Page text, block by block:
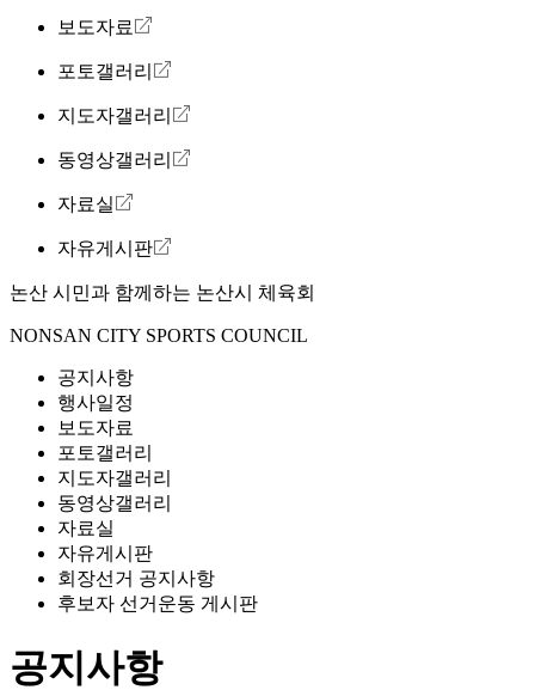
보도자료
포토갤러리
지도자갤러리
동영상갤러리
자료실
자유게시판
논산 시민과 함께하는 논산시 체육회
NONSAN CITY SPORTS COUNCIL
공지사항
행사일정
보도자료
포토갤러리
지도자갤러리
동영상갤러리
자료실
자유게시판
회장선거 공지사항
후보자 선거운동 게시판
공지사항